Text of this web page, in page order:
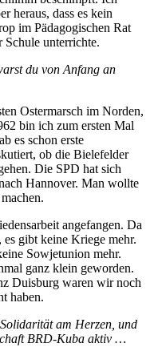
heraus, dass es kein
im Pädagogischen Rat
unterrichte.
du von Anfang an
Ostermarsch im Norden,
bin ich zum ersten Mal
es schon erste
ob die Bielefelder
Die SPD hat sich
Hannover. Man wollte
angefangen. Da
gibt keine Kriege mehr.
Sowjetunion mehr.
ganz klein geworden.
Duisburg waren wir noch
haben.
am Herzen, und
BRD-Kuba aktiv …